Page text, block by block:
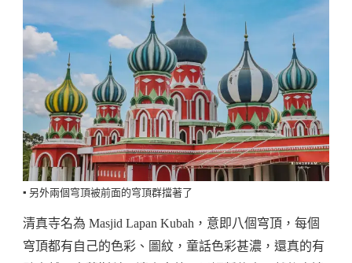
▪️ 另外兩個穹頂被前面的穹頂群擋著了
清真寺名為 Masjid Lapan Kubah，意即八個穹頂，每個
穹頂都有自己的色彩、圖紋，童話色彩甚濃，還真的有